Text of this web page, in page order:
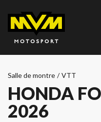
Salle de montre / VTT
HONDA
2026